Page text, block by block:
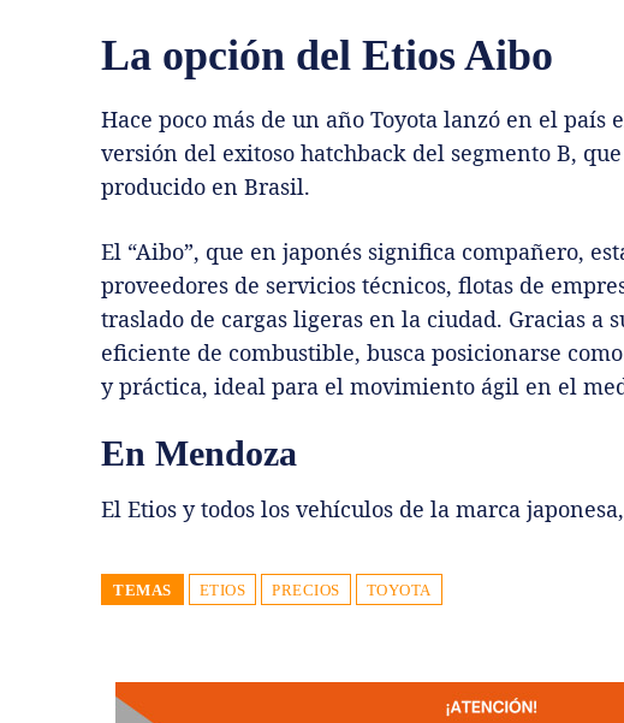
La opción del Etios Aibo
Hace poco más de un año Toyota lanzó en el país
versión del exitoso hatchback del segmento B,
producido en Brasil.
El “Aibo”, que en japonés significa compañero,
proveedores de servicios técnicos, flotas de
traslado de cargas ligeras en la ciudad. Gracias a
eficiente de combustible, busca posicionarse
y práctica, ideal para el movimiento ágil en el
En Mendoza
El Etios y todos los vehículos de la marca
TEMAS ETIOS PRECIOS TOYOTA